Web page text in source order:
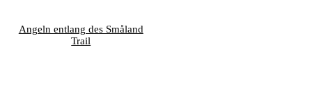
Angeln entlang des Småland
Trail